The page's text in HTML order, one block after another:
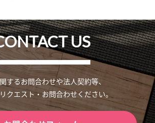
US
するお問合わせや法人契約等、
クエスト・お問合わせください。